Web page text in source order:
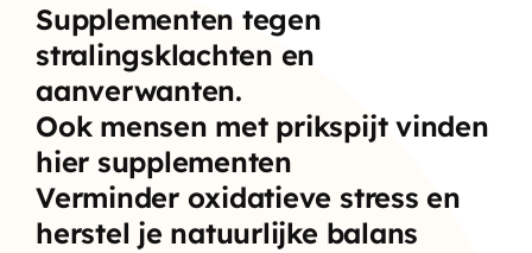
Boeken-shop
Memon-shop
Meter-shop
Radiësthesie-shop
Supplementen tegen
stralingsklachten en
aanverwanten.
Ook mensen met prikspijt vinden
hier supplementen
Verminder oxidatieve stress en
herstel je natuurlijke balans